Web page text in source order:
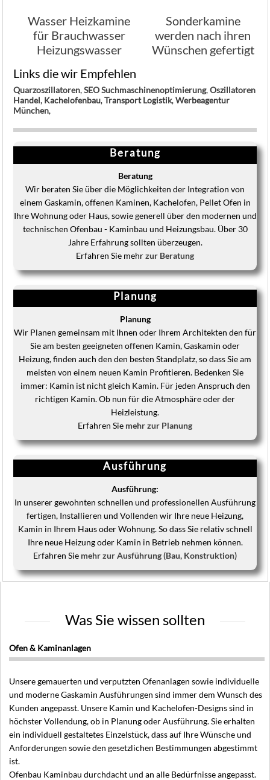
Wasser Heizkamine
für Brauchwasser
Heizungswasser
Sonderkamine
werden nach ihren
Wünschen gefertigt
Links die wir Empfehlen
Quarzoszillatoren,SEO Suchmaschinenoptimierung,Oszillatoren
Handel, Kachelofenbau,Transport Logistik,Werbeagentur
München,
Beratung
Beratung
Wir beraten Sie über die Möglichkeiten der Integration von
einem Gaskamin, offenen Kaminen, Kachelofen, Pellet Ofen in
Ihre Wohnung oder Haus, sowie generell über den modernen und
technischen Ofenbau - Kaminbau und Heizungsbau. Über 30
Jahre Erfahrung sollten überzeugen.
Erfahren Sie mehrzur Beratung
Planung
Planung
Wir Planen gemeinsam mit Ihnen oder Ihrem Architekten den für
Sie am besten geeigneten offenen Kamin, Gaskamin oder
Heizung, finden auch den den besten Standplatz, so dass Sie am
meisten von einem neuen Kamin Profitieren. Bedenken Sie
immer: Kamin ist nicht gleich Kamin. Für jeden Anspruch den
richtigen Kamin. Ob nun für die Atmosphäre oder der
Heizleistung.
Erfahren Sie mehr zur Planung
Ausführung
Ausführung:
In unserer gewohnten schnellen und professionellen Ausführung
fertigen, Installieren und Vollenden wir Ihre neue Heizung,
Kamin in Ihrem Haus oder Wohnung. So dass Sie relativ schnell
Ihre neue Heizung oder Kamin in Betrieb nehmen können.
Erfahren Sie mehr zur Ausführung (Bau, Konstruktion)
Was Sie wissen sollten
Ofen & Kaminanlagen
Unsere gemauerten und verputzten Ofenanlagen sowie individuelle
und moderne Gaskamin Ausführungen sind immer dem Wunsch des
Kunden angepasst. Unsere Kamin und Kachelofen-Designs sind in
höchster Vollendung, ob in Planung oder Ausführung. Sie erhalten
ein individuell gestaltetes Einzelstück, dass auf Ihre Wünsche und
Anforderungen sowie den gesetzlichen Bestimmungen abgestimmt
ist.
Ofenbau Kaminbau durchdacht und an alle Bedürfnisse angepasst.